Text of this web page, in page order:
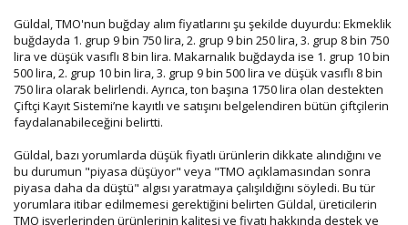
Güldal, TMO'nun buğday alım fiyatlarını şu şekilde duyurdu: Ekmeklik
buğdayda 1. grup 9 bin 750 lira, 2. grup 9 bin 250 lira, 3. grup 8 bin 750
lira ve düşük vasıflı 8 bin lira. Makarnalık buğdayda ise 1. grup 10 bin
500 lira, 2. grup 10 bin lira, 3. grup 9 bin 500 lira ve düşük vasıflı 8 bin
750 lira olarak belirlendi. Ayrıca, ton başına 1750 lira olan destekten
Çiftçi Kayıt Sistemi’ne kayıtlı ve satışını belgelendiren bütün çiftçilerin
faydalanabileceğini belirtti.
Güldal, bazı yorumlarda düşük fiyatlı ürünlerin dikkate alındığını ve
bu durumun "piyasa düşüyor" veya "TMO açıklamasından sonra
piyasa daha da düştü" algısı yaratmaya çalışıldığını söyledi. Bu tür
yorumlara itibar edilmemesi gerektiğini belirten Güldal, üreticilerin
TMO işyerlerinden ürünlerinin kalitesi ve fiyatı hakkında destek ve